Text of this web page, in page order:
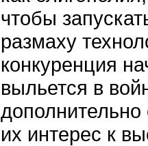
чтобы
размаху
конкуренция
выльется в
их интерес к